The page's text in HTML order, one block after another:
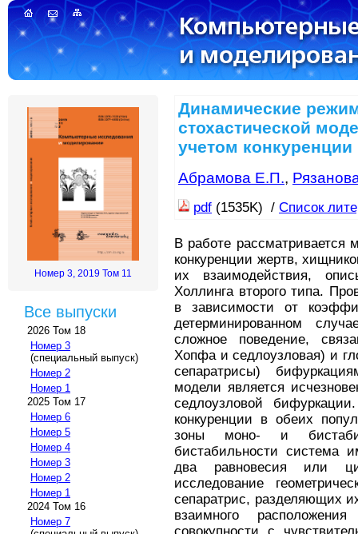
Номер 3, 2019 Том 11
Все выпуски
2026 Том 18
Номер 3
(специальный выпуск)
Номер 2
Номер 1
2025 Том 17
Номер 6
Номер 5
Номер 4
Номер 3
Номер 2
Номер 1
2024 Том 16
Номер 7
Динамические
стохастической
учетом
Абрамова Е.П.,
pdf (1535K) / Список
В работе рассматривается
конкуренции жертв,
их взаимодействия,
Холлинга второго типа.
в зависимости от
детерминированном
сложное поведение,
Хопфа и седлоузловая) и
сепаратрисы)
модели является
седлоузловой
конкуренции в обеих
зоны моно- и
бистабильности система
два равновесия или
исследование
сепаратрис, разделяющих
взаимного
совокупности с